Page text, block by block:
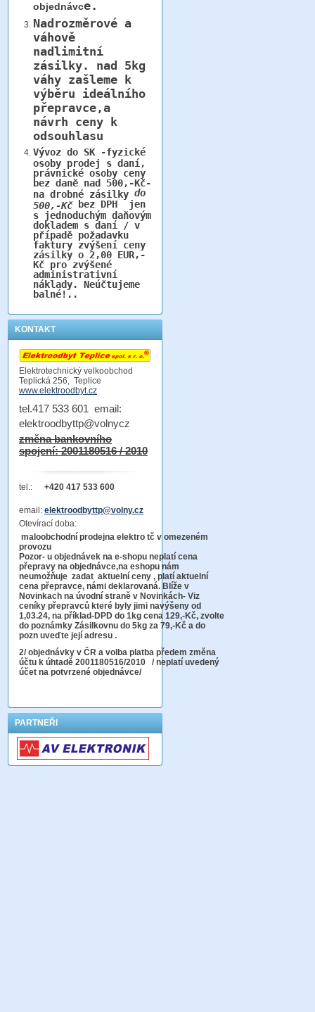
objednávce.
Nadrozměrové a
váhově
nadlimitní
zásilky. nad 5kg
váhy zašleme k
výběru ideálního
přepravce,a
návrh ceny k
odsouhlasu
Vývoz do SK -fyzické
osoby prodej s daní,
právnické osoby ceny
bez daně nad 500,-Kč-
na drobné zásilky do
500,-Kčbez DPH jen
s jednoduchým daňovým
dokladem s daní / v
případě požadavku
faktury zvýšení ceny
zásilky o 2,00 EUR,-
Kč pro zvýšené
administrativní
náklady. Neúčtujeme
balné!..
KONTAKT
Elektrotechnický velkoobchod
Teplická 256, Teplice
www.elektroodbyt.cz
tel.417 533 601 email:
elektroodbyttp@volnycz
změna bankovního
spojení: 2001180516 / 2010
tel.: +420 417 533 600
email: elektroodbyttp@volny.cz
Otevírací doba:
maloobchodní prodejna elektro tč v omezeném
provozu
Pozor- u objednávek na e-shopu neplatí cena
přepravy na objednávce,na eshopu nám
neumožňuje zadat aktuelní ceny , platí aktuelní
cena přepravce, námi deklarovaná. Blíže v
Novinkach na úvodní straně v Novinkách- Viz
ceníky přepravců které byly jimi navýšeny od
1,03.24, na příklad-DPD do 1kg cena 129,-Kč, zvolte
do poznámky Zásilkovnu do 5kg za 79,-Kč a do
pozn uveďte její adresu .
2/ objednávky v ČR a volba platba předem změna
účtu k úhtadě 2001180516/2010 / neplatí uvedený
účet na potvrzené objednávce/
PARTNEŘI